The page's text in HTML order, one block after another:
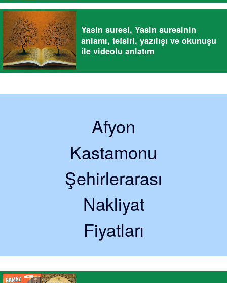
Yasin suresi, Yasin suresinin
anlamı, tefsiri, yazılışı ve okunuşu
ile videolu anlatım
Afyon
Kastamonu
Şehirlerarası
Nakliyat
Fiyatları